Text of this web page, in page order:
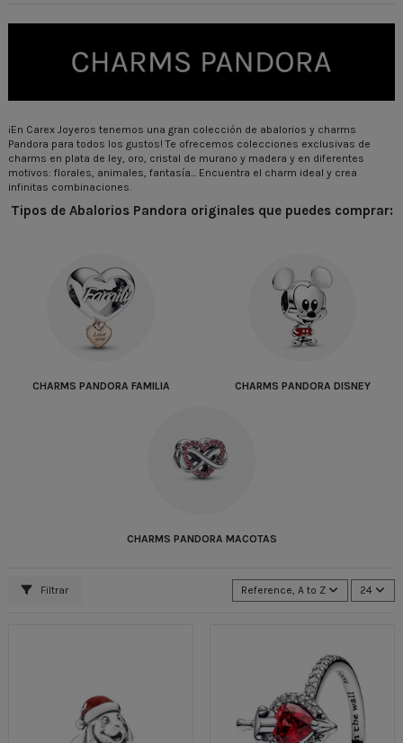
¡En Carex Joyeros tenemos una gran colección de abalorios y charms
Pandora para todos los gustos! Te ofrecemos colecciones exclusivas de
charms en plata de ley, oro, cristal de murano y madera y en diferentes
motivos: florales, animales, fantasía... Encuentra el charm ideal y crea
infinitas combinaciones.
Tipos de Abalorios Pandora originales que puedes comprar:
CHARMS PANDORA FAMILIA CHARMS PANDORA DISNEY
CHARMS PANDORA MACOTAS
Filtrar Reference, A to Z 24